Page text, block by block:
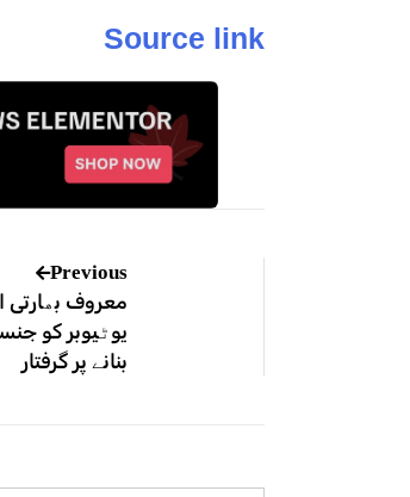
Source link
Previous
معروف بھارتی
یوٹیوبر کو
بنانے پر گرفتار